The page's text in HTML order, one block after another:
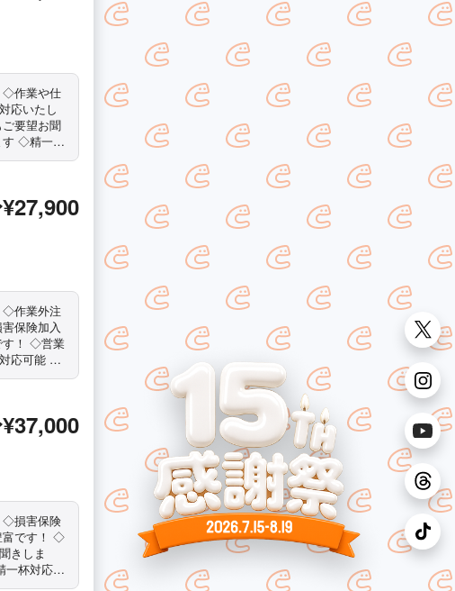
応いたし
要望お聞
す ◇精一杯
お
保険加入
す！ ◇営業
応可能 ◇
ております！
富です！ ◇
きしま
杯対応し